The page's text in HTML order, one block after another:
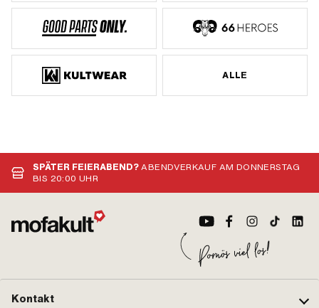
ALLE
SPÄTER FEIERABEND?ABENDVERKAUF AM DONNERSTAG
BIS 20:00 UHR
Kontakt